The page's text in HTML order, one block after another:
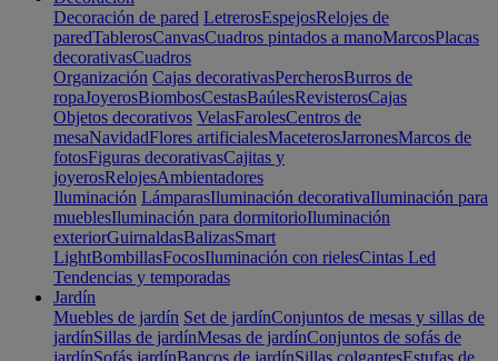
Decoración de pared LetrerosEspejosRelojes de
paredTablerosCanvasCuadros pintados a manoMarcosPlacas
decorativasCuadros
Organización Cajas decorativasPercherosBurros de
ropaJoyerosBiombosCestasBaúlesRevisterosCajas
Objetos decorativos VelasFarolesCentros de
mesaNavidadFlores artificialesMaceterosJarronesMarcos de
fotosFiguras decorativasCajitas y
joyerosRelojesAmbientadores
Iluminación LámparasIluminación decorativaIluminación para
mueblesIluminación para dormitorioIluminación
exteriorGuirnaldasBalizasSmart
LightBombillasFocosIluminación con rielesCintas Led
Tendencias y temporadas
Jardín
Muebles de jardín Set de jardínConjuntos de mesas y sillas de
jardínSillas de jardínMesas de jardínConjuntos de sofás de
jardínSofás jardínBancos de jardínSillas colgantesEstufas de